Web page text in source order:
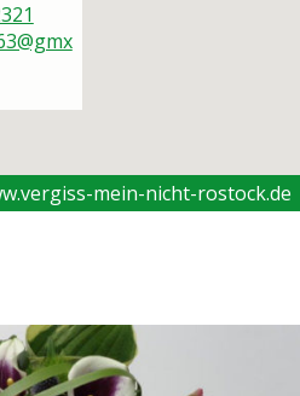
mein-nicht-rostock.de